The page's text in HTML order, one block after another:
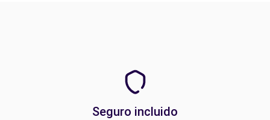
Seguro incluido